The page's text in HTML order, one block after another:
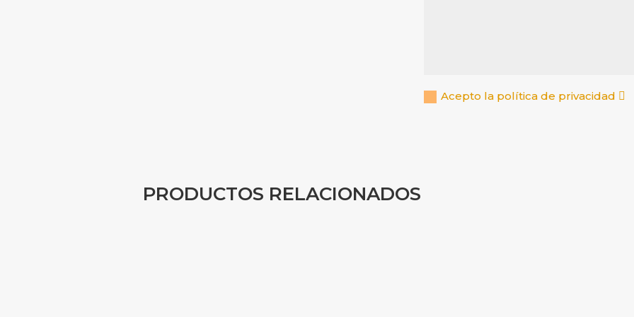
Acepto la política de privacidad
PRODUCTOS RELACIONADOS